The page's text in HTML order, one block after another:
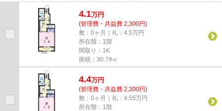
えております。お風呂に入って...
4.1万円
(管理費・共益費 2,300円)
敷：0ヶ月｜礼：4.5万円
所在階：1階
間取り：1K
面積：30.79㎡
4.4万円
(管理費・共益費 2,300円)
敷：0ヶ月｜礼：4.55万円
所在階：1階